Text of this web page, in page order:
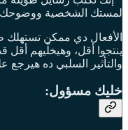
لمستك الشخصية
الأفعال دي ممكن تستهلك
ينتجوا أقل، وهيخلّيهم
والتأثير السلبي ده هيرجع
خليك مسؤول: